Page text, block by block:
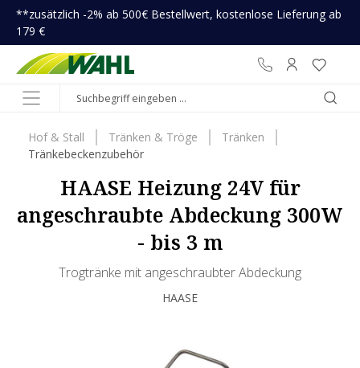
springen
**zusätzlich -2% ab 500€ Bestellwert, kostenlose Lieferung ab
179 €
Hof & Stall Tränken & Tröge
Tränken
Tränkebeckenzubehör
HAASE Heizung 24V für
angeschraubte Abdeckung 300W
- bis 3 m
Trogtränke mit angeschraubter Abdeckung
HAASE